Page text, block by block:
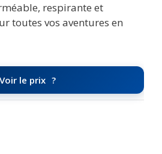
respirante et
toutes vos aventures en
Voir le prix